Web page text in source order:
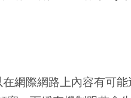
網際網路上內容有可能